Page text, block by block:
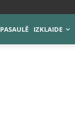
PASAULĒ IZKLAIDE